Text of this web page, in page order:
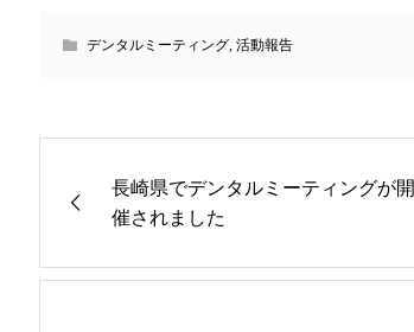
デンタルミーティング, 活動報告
長崎県でデンタルミーティングが開
催されました